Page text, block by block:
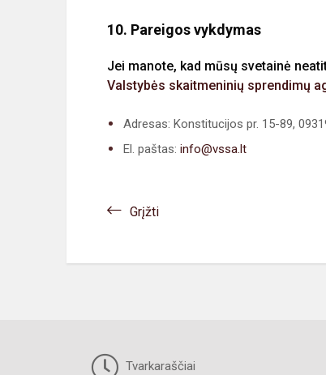
10. Pareigos vykdymas
Jei manote, kad mūsų svetainė
Valstybės skaitmeninių sprendimų
Adresas: Konstitucijos pr. 15-89,
El. paštas: info@vssa.lt
Grįžti
Tvarkaraščiai